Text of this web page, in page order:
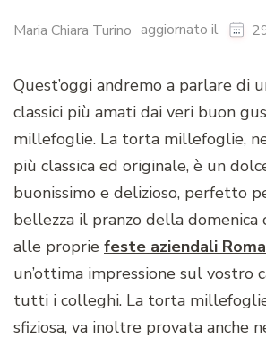
Maria Chiara Turino aggiornato il
Quest’oggi andremo a parlare di
classici più amati dai veri buon
millefoglie. La torta millefoglie,
più classica ed originale, è un
buonissimo e delizioso, perfetto
bellezza il pranzo della domenica
alle proprie feste aziendali Roma
un’ottima impressione sul vostro
tutti i colleghi. La torta
sfiziosa, va inoltre provata anche